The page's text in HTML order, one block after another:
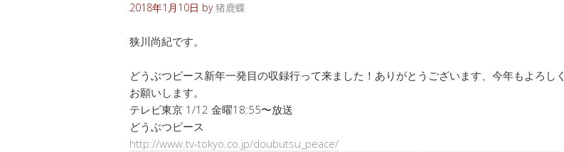
2018年1月10日 by猪鹿蝶
狭川尚紀です。
どうぶつピース新年一発目の収録行って来ました！ありがとうございます、今年もよろしく
お願いします。
テレビ東京 1/12 金曜18:55〜放送
どうぶつピース
http://www.tv-tokyo.co.jp/doubutsu_peace/